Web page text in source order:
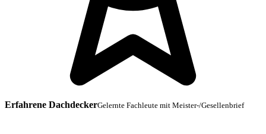
Erfahrene DachdeckerGelernte Fachleute mit Meister-/Gesellenbrief